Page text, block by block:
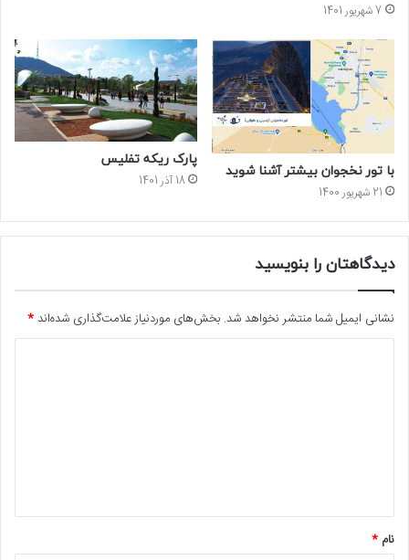
7 شهریور 1401
با تور نخجوان بیشتر آشنا شوید
21 شهریور 1400
پارک ریکه تفلیس
18 آذر 1401
دیدگاهتان را بنویسید
نشانی ایمیل شما منتشر نخواهد شد. بخش‌های موردنیاز علامت‌گذاری شده‌اند*
*
نام *